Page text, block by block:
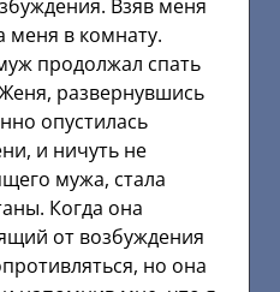
Взяв меня
меня в комнату.
продолжал спать
развернувшись
опустилась
и ничуть не
мужа, стала
Когда она
от возбуждения
но она